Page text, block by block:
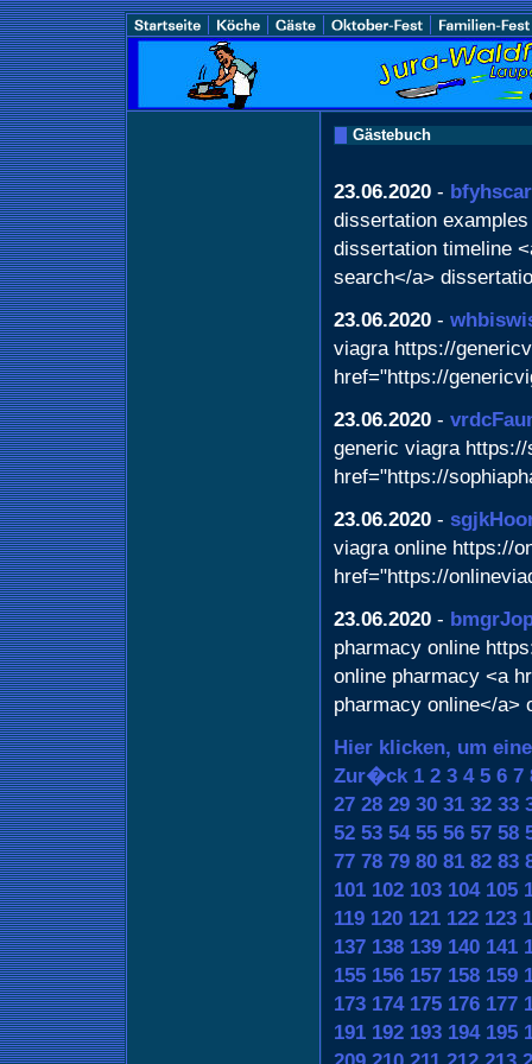
Gästebuch
23.06.2020 -
dissertation
dissertation timeline
search</a>
23.06.2020 -
viagra https://
href="https://
23.06.2020 -
generic viagra
href="https://
23.06.2020 -
viagra online https://
href="https://
23.06.2020 -
pharmacy online
online pharmacy <a
pharmacy online</a>
Hier klicken, um
Zur�ck 1 2 3 4 5 6 7
27 28 29 30 31 32 33
52 53 54 55 56 57 58
77 78 79 80 81 82 83
101 102 103 104 105
119 120 121 122 123
137 138 139 140 141
155 156 157 158 159
173 174 175 176 177
191 192 193 194 195